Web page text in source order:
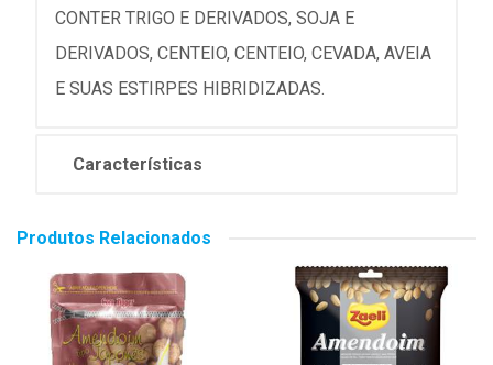
CONTER TRIGO E DERIVADOS, SOJA E
DERIVADOS, CENTEIO, CENTEIO, CEVADA, AVEIA
E SUAS ESTIRPES HIBRIDIZADAS.
Características
Produtos Relacionados